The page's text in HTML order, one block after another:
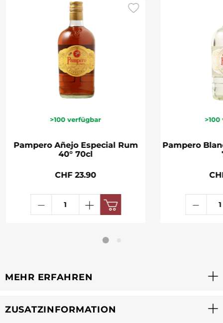
>100 verfügbar
Pampero Añejo Especial Rum
40° 70cl
CHF 23.90
>100
Pampero
MEHR ERFAHREN
ZUSATZINFORMATION